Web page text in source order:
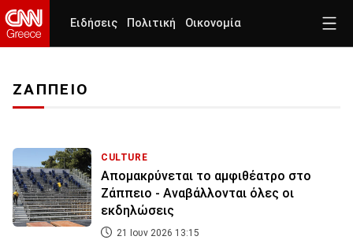
Ειδήσεις Πολιτική Οικονομία
ΖΑΠΠΕΙΟ
CULTURE
Απομακρύνεται το αμφιθέατρο στο
Ζάππειο - Αναβάλλονται όλες οι
εκδηλώσεις
21 Ιουν 2026 13:15